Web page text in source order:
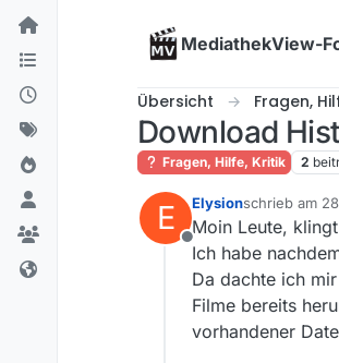
Skip to content
MediathekView-
Übersicht Fragen,
Download
Fragen, Hilfe, Kritik 2
E
Offline
Elysionschrieb am
zuletzt
Moin Leute,
Ich habe
Da dachte ich
Filme bereits
vorhandener